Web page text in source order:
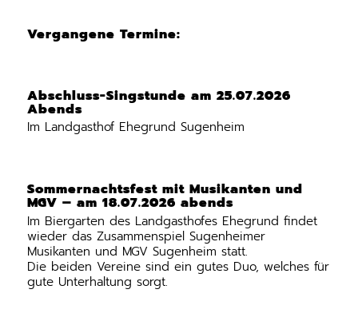
Vergangene Termine:
Abschluss-Singstunde am 25.07.2026
Abends
Im Landgasthof Ehegrund Sugenheim
Sommernachtsfest mit Musikanten und
MGV – am 18.07.2026 abends
Im Biergarten des Landgasthofes Ehegrund findet
wieder das Zusammenspiel Sugenheimer
Musikanten und MGV Sugenheim statt.
Die beiden Vereine sind ein gutes Duo, welches für
gute Unterhaltung sorgt.